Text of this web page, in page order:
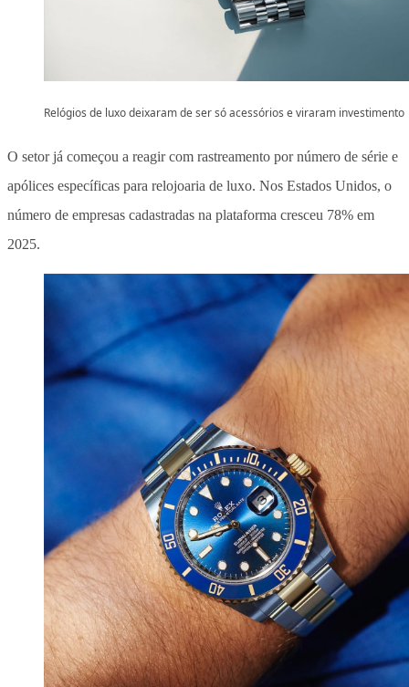
Relógios de luxo deixaram de ser só acessórios e viraram investimento
O setor já começou a reagir com rastreamento por número de série e
apólices específicas para relojoaria de luxo. Nos Estados Unidos, o
número de empresas cadastradas na plataforma cresceu 78% em
2025.